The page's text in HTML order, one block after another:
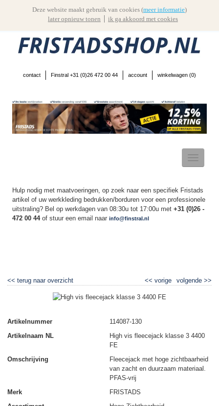
contact Finstral +31 (0)26 472 00 44 account winkelwagen (0)
Toggle
Hulp nodig met maatvoeringen, op zoek naar een specifiek Fristads
artikel of uw werkkleding bedrukken/borduren voor een professionele
uitstraling? Bel op werkdagen van 08:30u tot 17:00u met +31 (0)26 -
472 00 44of stuur een email naar info@finstral.nl
<< terug naar overzicht volgende >>
<< vorige
Artikelnummer
114087-130
Artikelnaam NL
High vis fleecejack klasse 3 4400
FE
Omschrijving
Fleecejack met hoge zichtbaarheid
van zacht en duurzaam materiaal.
PFAS-vrij
Merk
FRISTADS
Deze website maakt gebruik van cookies (meer informatie)
later opnieuw tonen
ik ga akkoord met cookies